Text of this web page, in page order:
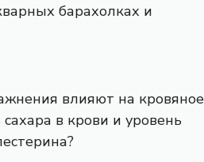
барахолках и